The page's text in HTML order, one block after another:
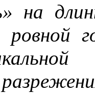
на
ровной